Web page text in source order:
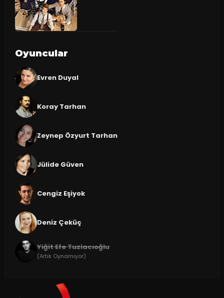
Oyuncular
Evren Duyal
Koray Tarhan
Zeynep Özyurt Tarhan
Jülide Güven
Cengiz Eşiyok
Deniz Çeküç
Yiğit Efe Tuzlacıoğlu
(Artık Oynamıyor)